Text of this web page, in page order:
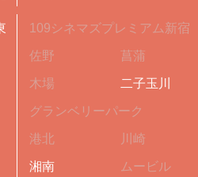
109シネマズプレミアム新宿
佐野 菖蒲
木場 二子玉川
グランベリーパーク
港北 川崎
湘南 ムービル